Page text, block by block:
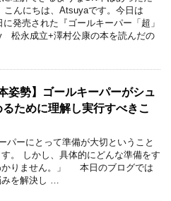
こんにちは、Atsuyaです。今日は
に発売された『ゴールキーパー「超」
松永成立+澤村公康の本を読んだの
姿勢】ゴールキーパーがシュ
ために理解し実行すべきこ
パーにとって準備が大切ということ
。 しかし、具体的にどんな準備をす
かりません。」 本日のブログでは
を解決し …